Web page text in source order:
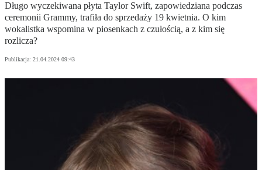
Długo wyczekiwana płyta Taylor Swift, zapowiedziana podczas
ceremonii Grammy, trafiła do sprzedaży 19 kwietnia. O kim
wokalistka wspomina w piosenkach z czułością, a z kim się
rozlicza?
Publikacja: 21.04.2024 09:43